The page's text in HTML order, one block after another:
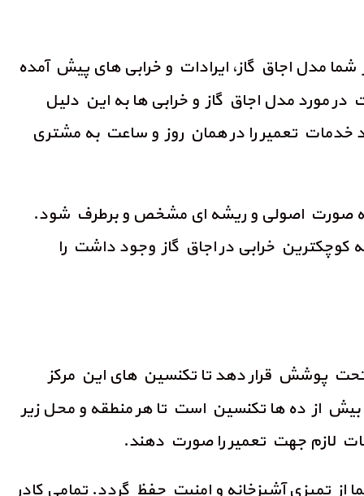
شما مدل اجاق گاز، ایرادات و خرابی های پیش آمده
در مورد مدل اجاق گاز و خرابی ها به این دلیل
خدمات تعمیر را در همان روز و ساعت به مشتری
به صورت اصولی و ریشه ای مشخص و برطرف شود.
کوچکترین خرابی در اجاق گاز وجود داشت را
پوشش قرار دهد تا تکنسین های این مرکز
از ده ها تکنسین است تا هر منطقه و محل زیر
لازم جهت تعمیر را صورت دهند.
تمیزی آشپزخانه و امنیت حفظ گردد. تمامی کادر